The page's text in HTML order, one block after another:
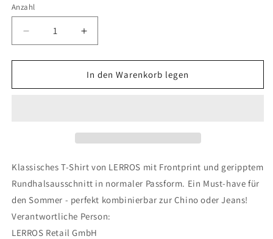
Anzahl
Verringere
die
Menge
O-
Erhöhe
die
Menge
für
O-
In den Warenkorb legen
Klassisches T-Shirt von LERROS mit Frontprint und geripptem
Rundhalsausschnitt in normaler Passform. Ein Must-have für
den Sommer - perfekt kombinierbar zur Chino oder Jeans!
Verantwortliche Person:
LERROS Retail GmbH